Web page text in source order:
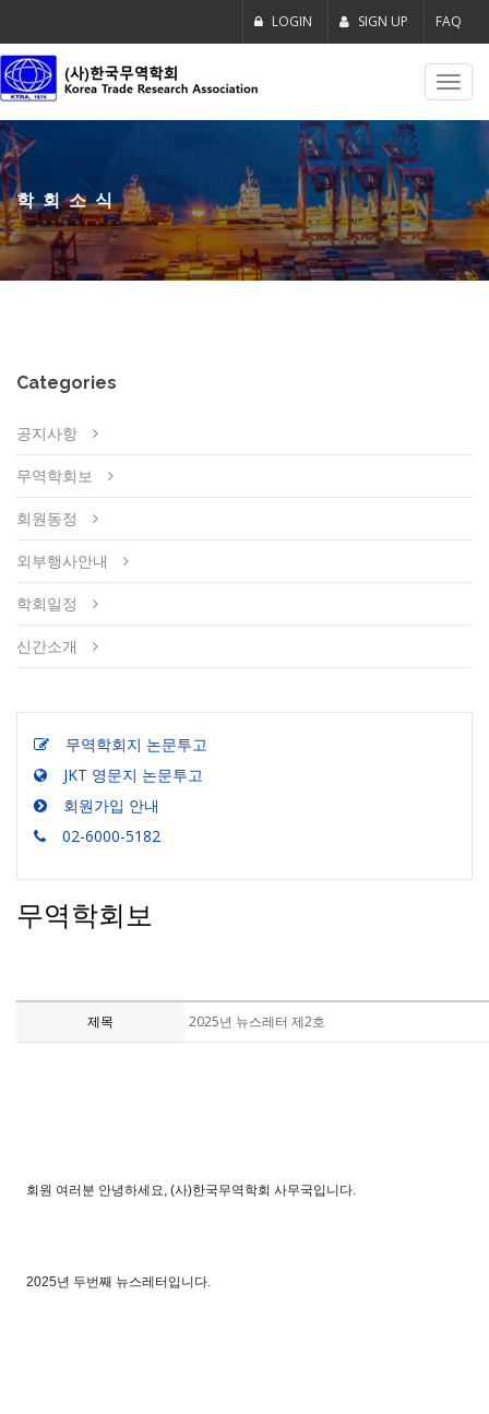
LOGIN SIGN UP FAQ
학회소식
Categories
공지사항
무역학회보
회원동정
외부행사안내
학회일정
신간소개
무역학회지 논문투고
JKT 영문지 논문투고
회원가입 안내
02-6000-5182
무역학회보
제목 2025년 뉴스레터 제2호
회원 여러분 안녕하세요, (사)한국무역학회 사무국입니다.
2025년 두번째 뉴스레터입니다.